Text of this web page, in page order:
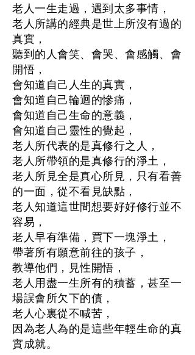
老人一生走過，遇到太多事情，
老人所講的經典是世上所沒有過的
真實，
聽到的人會笑、會哭、會感觸、會
開悟，
會知道自己人生的真實，
會知道自己輪迴的慘痛，
會知道自己生命的意義，
會知道自己靈性的覺起，
老人所代表的是真修行之人，
老人所帶領的是真修行的淨土，
老人所見全是真心所見，只有看善
的一面，從不看見缺點，
老人知道這世間想要好好修行並不
容易，
老人早有準備，買下一塊淨土，
帶著所有願意前往的孩子，
教導他們，見性開悟，
老人用盡一生所有的積蓄，甚至一
場誤會所欠下的債，
老人心裏從不喊苦，
因為老人為的是這些年輕生命的真
實成就。